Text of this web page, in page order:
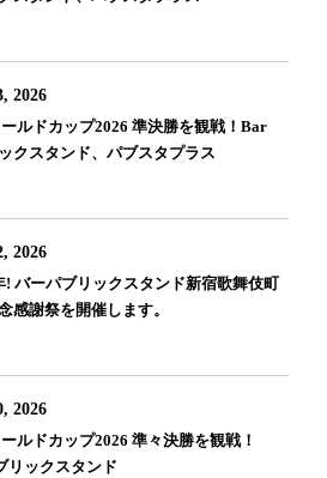
2026
ルドカップ2026 準決勝を観戦！Bar
クスタンド、パブスタプラス
2026
! バーパブリックスタンド新宿歌舞伎町
感謝祭を開催します。
2026
ルドカップ2026 準々決勝を観戦！
リックスタンド